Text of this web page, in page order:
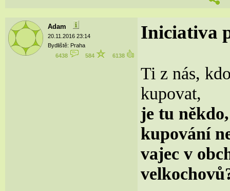
Adam
20.11.2016 23:14
Bydliště: Praha
6438
584 6138
Iniciativa
Ti z nás,
kupovat,
je tu
kupování
vajec v